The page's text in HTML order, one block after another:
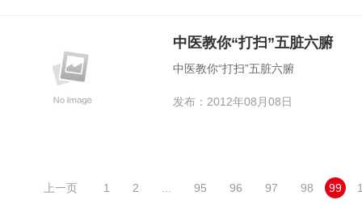
中医教你“打扫”五脏六腑
中医教你“打扫”五脏六腑
发布：2012年08月08日
上一页 1 2 95 96 97 98 99